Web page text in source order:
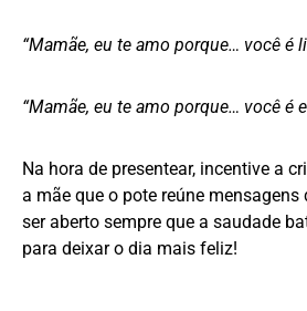
“Mamãe, eu te amo porque… você é
“Mamãe, eu te amo porque… você é
Na hora de presentear, incentive a
a mãe que o pote reúne mensagens
ser aberto sempre que a saudade
para deixar o dia mais feliz!